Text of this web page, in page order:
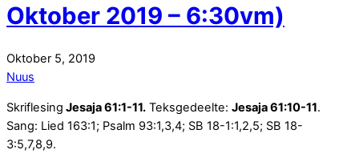
Oktober 2019 – 6:30vm)
Oktober 5, 2019
Nuus
Skriflesing Jesaja 61:1-11. Teksgedeelte: Jesaja 61:10-11.
Sang: Lied 163:1; Psalm 93:1,3,4; SB 18-1:1,2,5; SB 18-
3:5,7,8,9.